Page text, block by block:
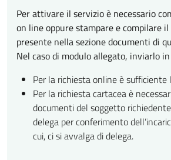
Per attivare il servizio è necessario
on line oppure stampare e compilare
presente nella sezione documenti di
Nel caso di modulo allegato, inviarlo
Per la richiesta online è sufficiente
Per la richiesta cartacea è
documenti del soggetto
delega per conferimento
cui, ci si avvalga di delega.